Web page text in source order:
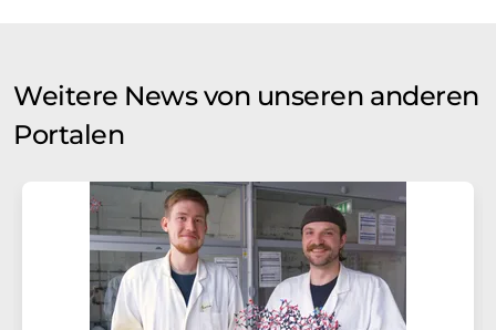
Weitere News von unseren anderen
Portalen